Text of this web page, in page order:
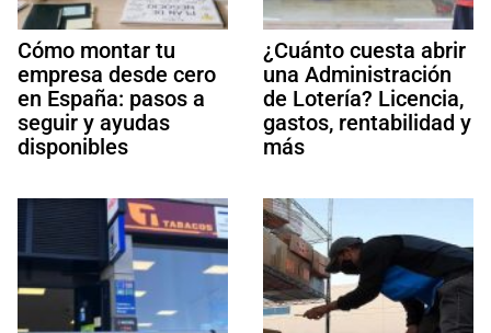
Cómo montar tu
empresa desde cero
en España: pasos a
seguir y ayudas
disponibles
¿Cuánto cuesta abrir
una Administración
de Lotería? Licencia,
gastos, rentabilidad y
más